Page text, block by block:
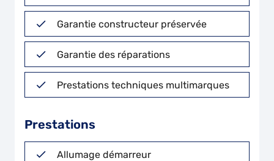
Garantie constructeur préservée
Garantie des réparations
Prestations techniques multimarques
Prestations
Allumage démarreur